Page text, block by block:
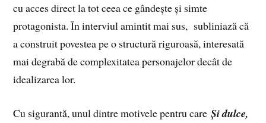
cu acces direct la tot ceea ce gândește și simte
protagonista. În interviul amintit mai sus, subliniază că
a construit povestea pe o structură riguroasă, interesată
mai degrabă de complexitatea personajelor decât de
idealizarea lor.
Cu sigurantă, unul dintre motivele pentru careȘi dulce,